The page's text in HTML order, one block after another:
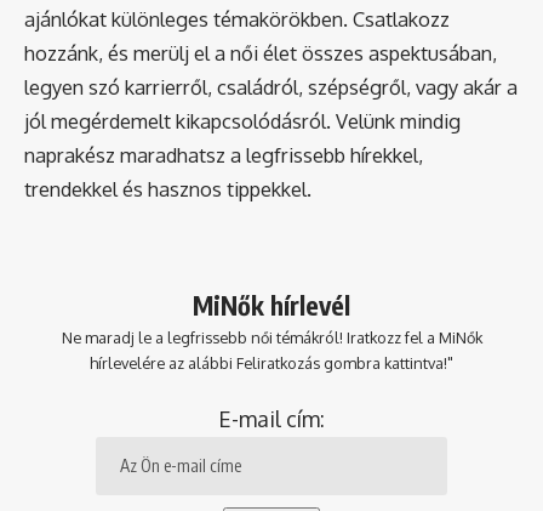
ajánlókat különleges témakörökben. Csatlakozz
hozzánk, és merülj el a női élet összes aspektusában,
legyen szó karrierről, családról, szépségről, vagy akár a
jól megérdemelt kikapcsolódásról. Velünk mindig
naprakész maradhatsz a legfrissebb hírekkel,
trendekkel és hasznos tippekkel.
MiNők hírlevél
Ne maradj le a legfrissebb női témákról! Iratkozz fel a MiNők
hírlevelére az alábbi Feliratkozás gombra kattintva!"
E-mail cím: